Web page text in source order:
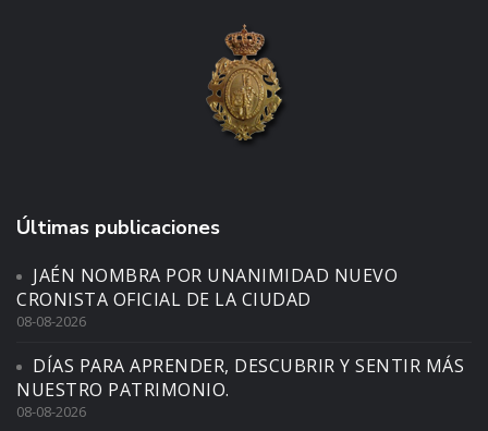
Últimas publicaciones
JAÉN NOMBRA POR UNANIMIDAD NUEVO
CRONISTA OFICIAL DE LA CIUDAD
08-08-2026
DÍAS PARA APRENDER, DESCUBRIR Y SENTIR MÁS
NUESTRO PATRIMONIO.
08-08-2026